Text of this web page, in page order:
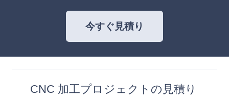
今すぐ見積り
CNC 加工プロジェクトの見積り